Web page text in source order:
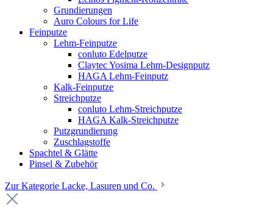
Grundierungen
Auro Colours for Life
Feinputze
Lehm-Feinputze
conluto Edelputze
Claytec Yosima Lehm-Designputz
HAGA Lehm-Feinputz
Kalk-Feinputze
Streichputze
conluto Lehm-Streichputze
HAGA Kalk-Streichputze
Putzgrundierung
Zuschlagstoffe
Spachtel & Glätte
Pinsel & Zubehör
Zur Kategorie Lacke, Lasuren und Co.